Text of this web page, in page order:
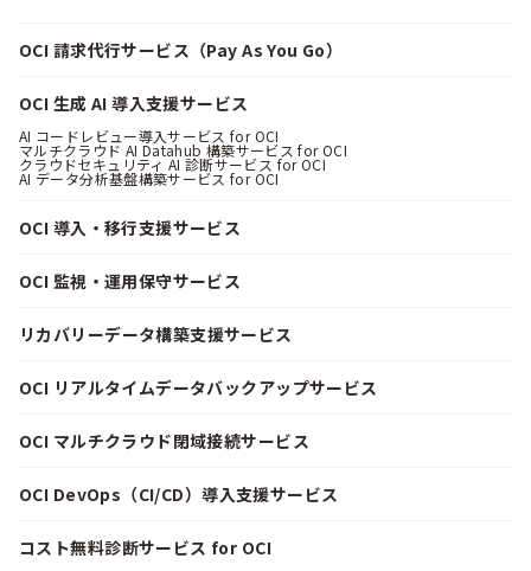
OCI 請求代行サービス（Pay As You Go）
OCI 生成 AI 導入支援サービス
AI コードレビュー導入サービス for OCI
マルチクラウド AI Datahub 構築サービス for OCI
クラウドセキュリティ AI 診断サービス for OCI
AI データ分析基盤構築サービス for OCI
OCI 導入・移行支援サービス
OCI 監視・運用保守サービス
リカバリーデータ構築支援サービス
OCI リアルタイムデータバックアップサービス
OCI マルチクラウド閉域接続サービス
OCI DevOps（CI/CD）導入支援サービス
コスト無料診断サービス for OCI